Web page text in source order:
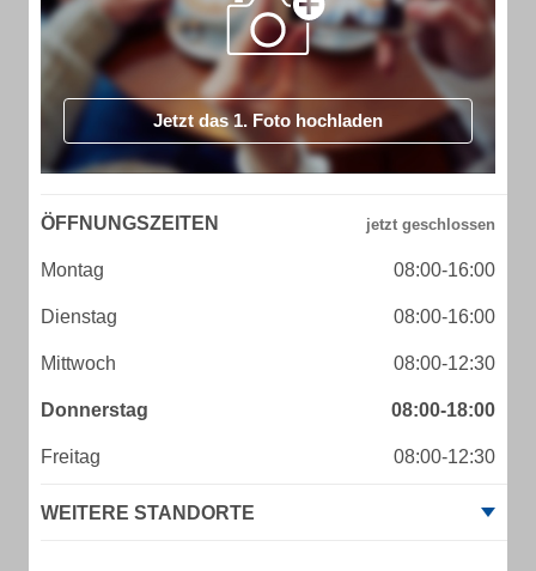
Jetzt das 1. Foto hochladen
ÖFFNUNGSZEITEN
Montag 08:00-16:00
Dienstag 08:00-16:00
Mittwoch 08:00-12:30
Donnerstag 08:00-18:00
Freitag 08:00-12:30
WEITERE STANDORTE